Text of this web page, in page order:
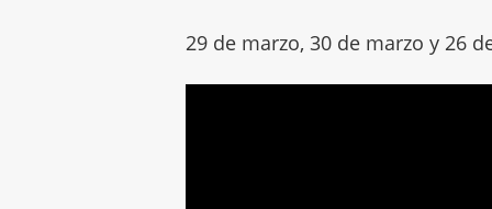
29 de marzo, 30 de marzo y 26